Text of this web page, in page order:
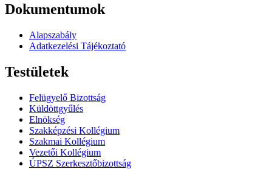
Dokumentumok
Alapszabály
Adatkezelési Tájékoztató
Testületek
Felügyelő Bizottság
Küldöttgyűlés
Elnökség
Szakképzési Kollégium
Szakmai Kollégium
Vezetői Kollégium
ÚPSZ Szerkesztőbizottság